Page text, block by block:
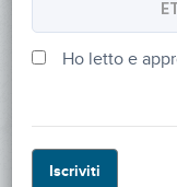
Ho letto e
Iscriviti